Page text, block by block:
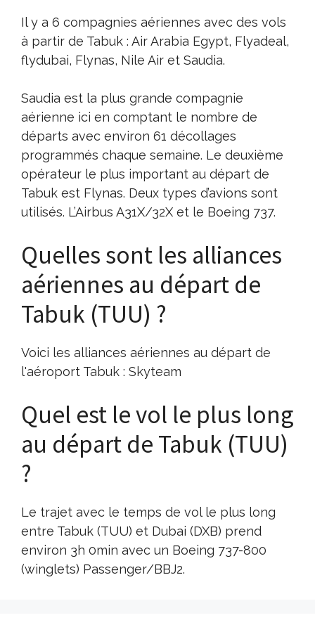
Il y a 6 compagnies aériennes avec des vols
à partir de Tabuk : Air Arabia Egypt, Flyadeal,
flydubai, Flynas, Nile Air et Saudia.
Saudia est la plus grande compagnie
aérienne ici en comptant le nombre de
départs avec environ 61 décollages
programmés chaque semaine. Le deuxième
opérateur le plus important au départ de
Tabuk est Flynas. Deux types d’avions sont
utilisés. L’Airbus A31X/32X et le Boeing 737.
Quelles sont les alliances
aériennes au départ de
Tabuk (TUU) ?
Voici les alliances aériennes au départ de
l'aéroport Tabuk : Skyteam
Quel est le vol le plus long
au départ de Tabuk (TUU)
?
Le trajet avec le temps de vol le plus long
entre Tabuk (TUU) et Dubai (DXB) prend
environ 3h 0min avec un Boeing 737-800
(winglets) Passenger/BBJ2.